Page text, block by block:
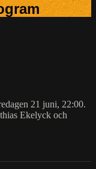
21 juni, 22:00.
Ekelyck och